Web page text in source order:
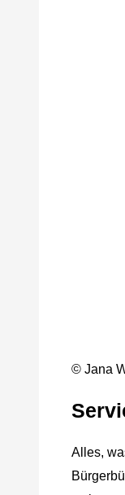
© Jana
Alles,